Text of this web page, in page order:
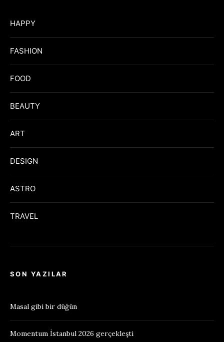
HAPPY
FASHION
FOOD
BEAUTY
ART
DESIGN
ASTRO
TRAVEL
SON YAZILAR
Masal gibi bir düğün
Momentum İstanbul 2026 gerçekleşti